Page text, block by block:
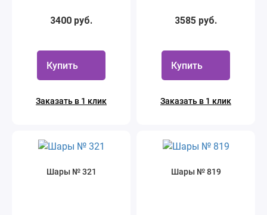
3400 руб.
Купить
Заказать в 1 клик
3585 руб.
Купить
Заказать в 1 клик
Шары № 321 Шары № 819